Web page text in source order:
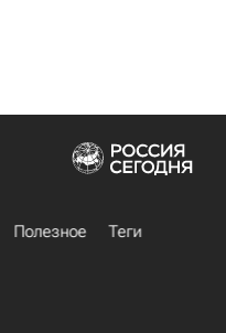
Полезное
Теги